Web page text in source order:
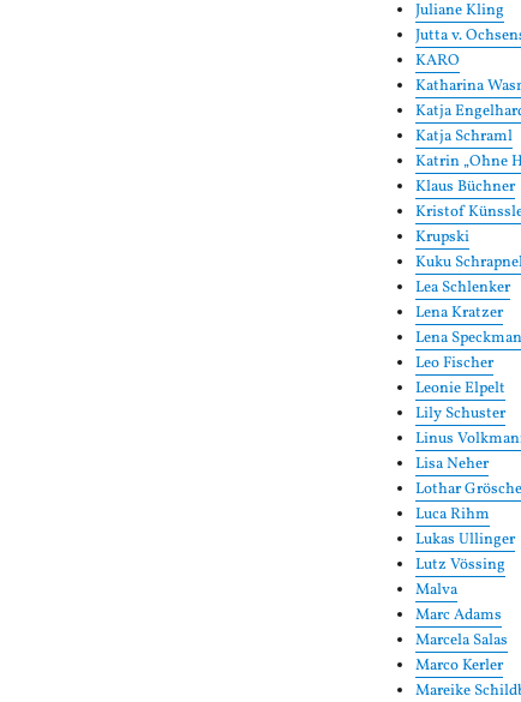
Juliane Kling
Jutta v.
KARO
Katharina
Katja
Katja Schraml
Katrin „Ohne
Klaus Büchner
Kristof
Krupski
Kuku
Lea Schlenker
Lena Kratzer
Lena
Leo Fischer
Leonie Elpelt
Lily Schuster
Linus
Lisa Neher
Lothar
Luca Rihm
Lukas Ullinger
Lutz Vössing
Malva
Marc Adams
Marcela Salas
Marco Kerler
Mareike